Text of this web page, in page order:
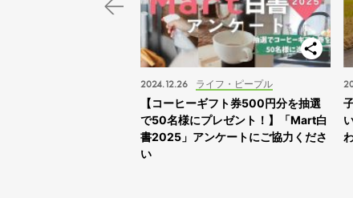
ライフ・ピープル
2024.12.26
【コーヒーギフト券500円分を抽選
で50名様にプレゼント！】「Mart白
書2025」アンケートにご協力くださ
い